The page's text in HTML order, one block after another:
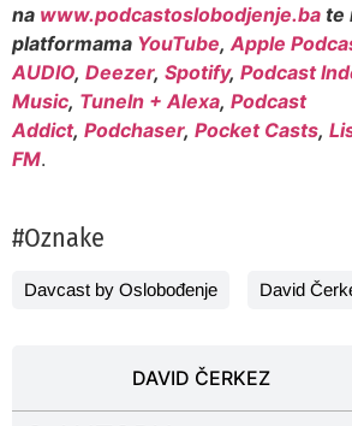
na www.podcastoslobodjenje.ba te
platformama YouTube,Apple
AUDIO, Deezer, Spotify, Podcast
Music, TuneIn + Alexa, Podcast
Addict, Podchaser, Pocket Casts,
FM.
#Oznake
Davcast by Oslobođenje David
DAVID ČERKEZ